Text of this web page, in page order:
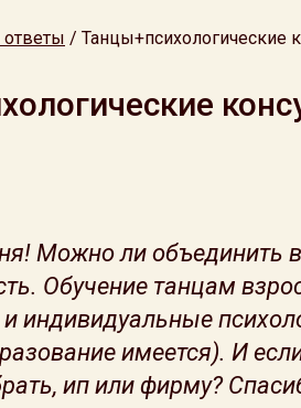
/ Танцы+психологические
Можно ли объединить
Обучение танцам
индивидуальные
имеется). И
ип или фирму?